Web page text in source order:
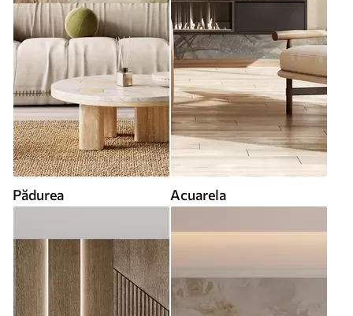
Pădurea Acuarela